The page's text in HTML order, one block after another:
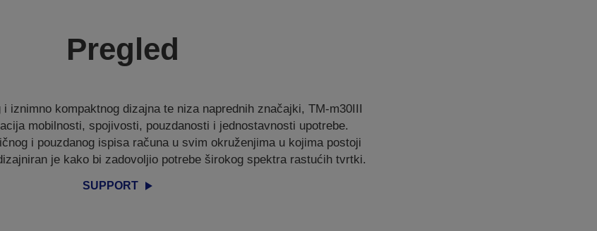
Pregled
i iznimno kompaktnog dizajna te niza naprednih značajki, TM-m30III
mobilnosti, spojivosti, pouzdanosti i jednostavnosti upotrebe.
i pouzdanog ispisa računa u svim okruženjima u kojima postoji
je kako bi zadovoljio potrebe širokog spektra rastućih tvrtki.
SUPPORT